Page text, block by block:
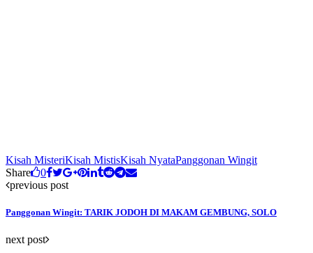
Kisah MisteriKisah MistisKisah NyataPanggonan Wingit
Share
0
previous post
Panggonan Wingit: TARIK JODOH DI MAKAM GEMBUNG, SOLO
next post